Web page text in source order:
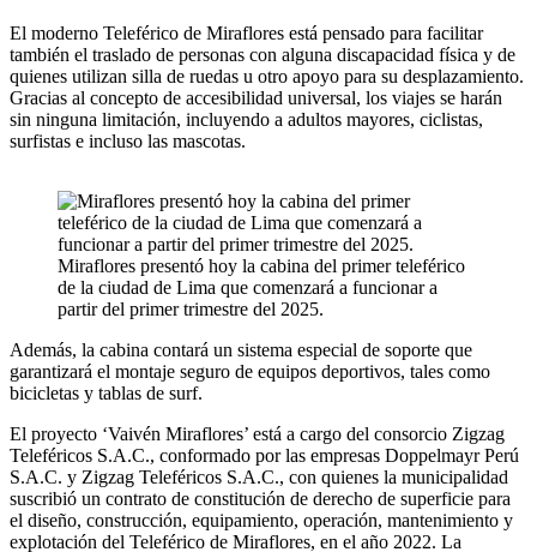
El moderno Teleférico de Miraflores está pensado para facilitar
también el traslado de personas con alguna discapacidad física y de
quienes utilizan silla de ruedas u otro apoyo para su desplazamiento.
Gracias al concepto de accesibilidad universal, los viajes se harán
sin ninguna limitación, incluyendo a adultos mayores, ciclistas,
surfistas e incluso las mascotas.
Miraflores presentó hoy la cabina del primer teleférico
de la ciudad de Lima que comenzará a funcionar a
partir del primer trimestre del 2025.
Además, la cabina contará un sistema especial de soporte que
garantizará el montaje seguro de equipos deportivos, tales como
bicicletas y tablas de surf.
El proyecto ‘Vaivén Miraflores’ está a cargo del consorcio Zigzag
Teleféricos S.A.C., conformado por las empresas Doppelmayr Perú
S.A.C. y Zigzag Teleféricos S.A.C., con quienes la municipalidad
suscribió un contrato de constitución de derecho de superficie para
el diseño, construcción, equipamiento, operación, mantenimiento y
explotación del Teleférico de Miraflores, en el año 2022. La